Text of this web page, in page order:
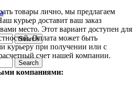
Search
Search
товары лично, мы предлагаем
курьер доставит ваш заказ
место. Этот вариант доступен для
Оплата может быть
курьеру при получении или с
счет нашей компании.
компаниями: